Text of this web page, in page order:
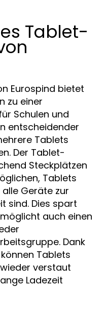
Tablet-
Eurospind bietet
zu einer
Schulen und
entscheidender
Tablets
Der Tablet-
Steckplätzen
Tablets
Geräte zur
sind. Dies spart
auch einen
Dank
Tablets
verstaut
Ladezeit